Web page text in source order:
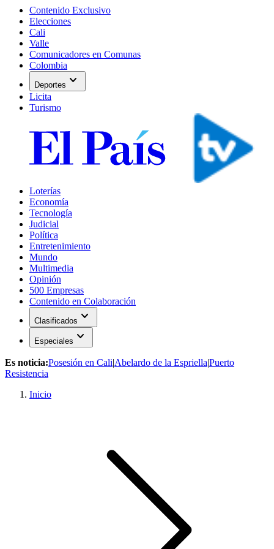
Contenido Exclusivo
Elecciones
Cali
Valle
Comunicadores en Comunas
Colombia
Deportes expand_more
Licita
Turismo
Loterías
Economía
Tecnología
Judicial
Política
Entretenimiento
Mundo
Multimedia
Opinión
500 Empresas
Contenido en Colaboración
Clasificados expand_more
Especiales expand_more
Es noticia:Posesión en Cali|Abelardo de la Espriella|Puerto
Resistencia
Inicio